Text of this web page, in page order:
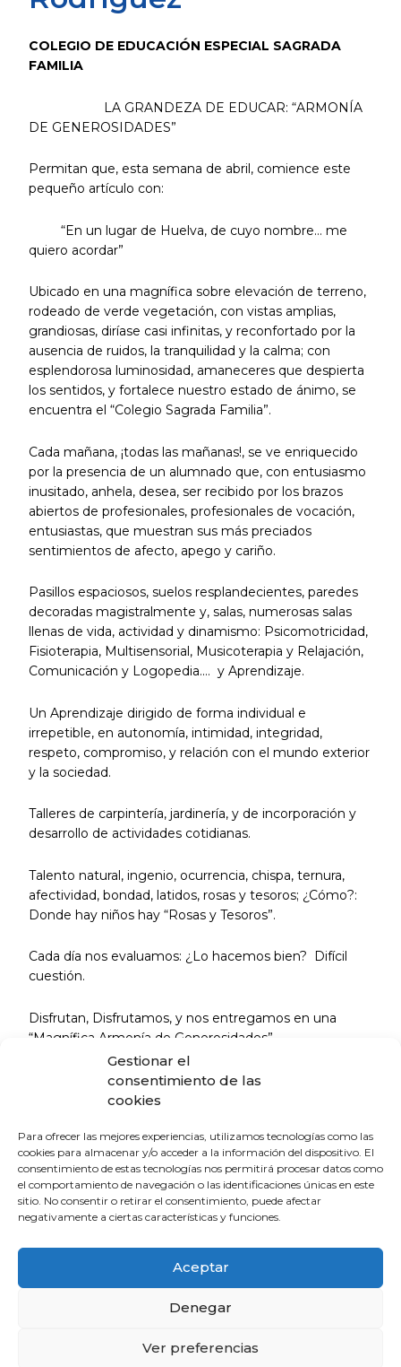
Gestionar el
consentimiento de las
cookies
Para ofrecer las mejores experiencias, utilizamos tecnologías como las
cookies para almacenar y/o acceder a la información del dispositivo. El
consentimiento de estas tecnologías nos permitirá procesar datos como
el comportamiento de navegación o las identificaciones únicas en este
sitio. No consentir o retirar el consentimiento, puede afectar
negativamente a ciertas características y funciones.
Aceptar
Denegar
Ver preferencias
COLEGIO DE EDUCACIÓN ESPECIAL SAGRADA
FAMILIA
LA GRANDEZA DE EDUCAR: “ARMONÍA
DE GENEROSIDADES”
Permitan que, esta semana de abril, comience este
pequeño artículo con:
“En un lugar de Huelva, de cuyo nombre… me
quiero acordar”
Ubicado en una magnífica sobre elevación de terreno,
rodeado de verde vegetación, con vistas amplias,
grandiosas, diríase casi infinitas, y reconfortado por la
ausencia de ruidos, la tranquilidad y la calma; con
esplendorosa luminosidad, amaneceres que despierta
los sentidos, y fortalece nuestro estado de ánimo, se
encuentra el “Colegio Sagrada Familia”.
Cada mañana, ¡todas las mañanas!, se ve enriquecido
por la presencia de un alumnado que, con entusiasmo
inusitado, anhela, desea, ser recibido por los brazos
abiertos de profesionales, profesionales de vocación,
entusiastas, que muestran sus más preciados
sentimientos de afecto, apego y cariño.
Pasillos espaciosos, suelos resplandecientes, paredes
decoradas magistralmente y, salas, numerosas salas
llenas de vida, actividad y dinamismo: Psicomotricidad,
Fisioterapia, Multisensorial, Musicoterapia y Relajación,
Comunicación y Logopedia.… y Aprendizaje.
Un Aprendizaje dirigido de forma individual e
irrepetible, en autonomía, intimidad, integridad,
respeto, compromiso, y relación con el mundo exterior
y la sociedad.
Talleres de carpintería, jardinería, y de incorporación y
desarrollo de actividades cotidianas.
Talento natural, ingenio, ocurrencia, chispa, ternura,
afectividad, bondad, latidos, rosas y tesoros; ¿Cómo?:
Donde hay niños hay “Rosas y Tesoros”.
Cada día nos evaluamos: ¿Lo hacemos bien? Difícil
cuestión.
Disfrutan, Disfrutamos, y nos entregamos en una
“Magnífica Armonía de Generosidades”.
Gutiérrez Rodríguez
Médico Equipo de
Orientación Educativa Huelva Norte
La Escuela de Verano Sénior cierra su
programación con una charla sobre
sexualidad y suelo pélvico en las
personas mayores